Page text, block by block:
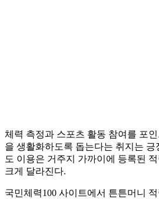
체력 측정과 스포츠 활동 참여를 포
을 생활화하도록 돕는다는 취지는 긍
도 이용은 거주지 가까이에 등록된
크게 달라진다.
국민체력100 사이트에서 튼튼머니